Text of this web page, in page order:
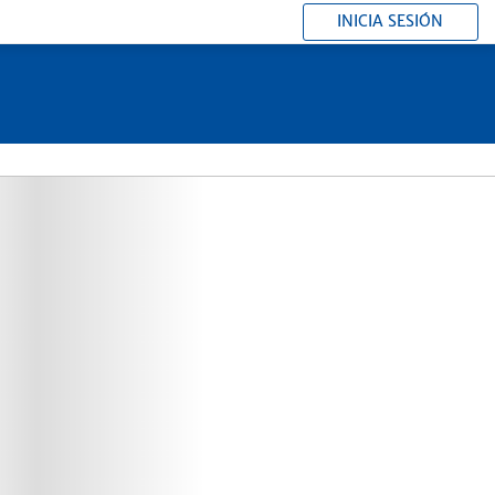
INICIA SESIÓN